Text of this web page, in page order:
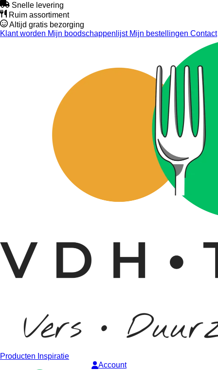
Snelle levering
Ruim assortiment
Altijd gratis bezorging
Klant worden Mijn boodschappenlijstMijn bestellingen Contact
Producten Inspiratie
Account